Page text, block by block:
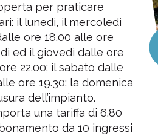
per praticare
il lunedì, il mercoledì
ore 18.00 alle ore
ed il giovedì dalle ore
22.00; il sabato dalle
ore 19.30; la domenica
dell’impianto.
una tariffa di 6.80
da 10 ingressi
Natatorio Santini
Verona - (VR)
Media voto 5,0 da 6 votanti